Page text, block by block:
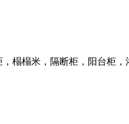
榻榻米，隔断柜，阳台柜，